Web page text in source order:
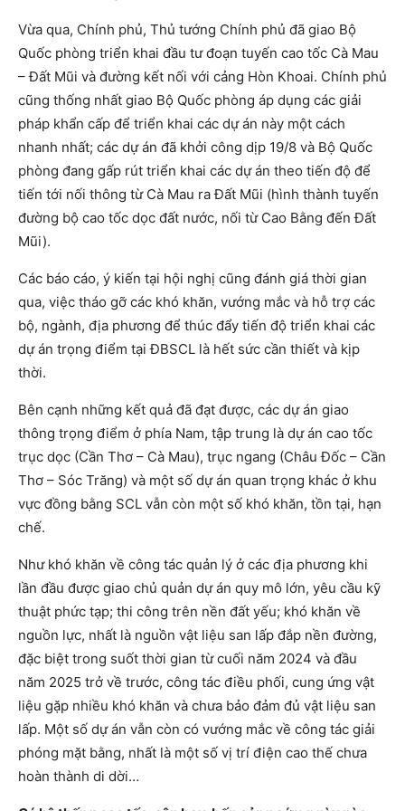
Vừa qua, Chính phủ, Thủ tướng Chính phủ đã giao Bộ
Quốc phòng triển khai đầu tư đoạn tuyến cao tốc Cà Mau
– Đất Mũi và đường kết nối với cảng Hòn Khoai. Chính phủ
cũng thống nhất giao Bộ Quốc phòng áp dụng các giải
pháp khẩn cấp để triển khai các dự án này một cách
nhanh nhất; các dự án đã khởi công dịp 19/8 và Bộ Quốc
phòng đang gấp rút triển khai các dự án theo tiến độ để
tiến tới nối thông từ Cà Mau ra Đất Mũi (hình thành tuyến
đường bộ cao tốc dọc đất nước, nối từ Cao Bằng đến Đất
Mũi).
Các báo cáo, ý kiến tại hội nghị cũng đánh giá thời gian
qua, việc tháo gỡ các khó khăn, vướng mắc và hỗ trợ các
bộ, ngành, địa phương để thúc đẩy tiến độ triển khai các
dự án trọng điểm tại ĐBSCL là hết sức cần thiết và kịp
thời.
Bên cạnh những kết quả đã đạt được, các dự án giao
thông trọng điểm ở phía Nam, tập trung là dự án cao tốc
trục dọc (Cần Thơ – Cà Mau), trục ngang (Châu Đốc – Cần
Thơ – Sóc Trăng) và một số dự án quan trọng khác ở khu
vực đồng bằng SCL vẫn còn một số khó khăn, tồn tại, hạn
chế.
Như khó khăn về công tác quản lý ở các địa phương khi
lần đầu được giao chủ quản dự án quy mô lớn, yêu cầu kỹ
thuật phức tạp; thi công trên nền đất yếu; khó khăn về
nguồn lực, nhất là nguồn vật liệu san lấp đắp nền đường,
đặc biệt trong suốt thời gian từ cuối năm 2024 và đầu
năm 2025 trở về trước, công tác điều phối, cung ứng vật
liệu gặp nhiều khó khăn và chưa bảo đảm đủ vật liệu san
lấp. Một số dự án vẫn còn có vướng mắc về công tác giải
phóng mặt bằng, nhất là một số vị trí điện cao thế chưa
hoàn thành di dời…